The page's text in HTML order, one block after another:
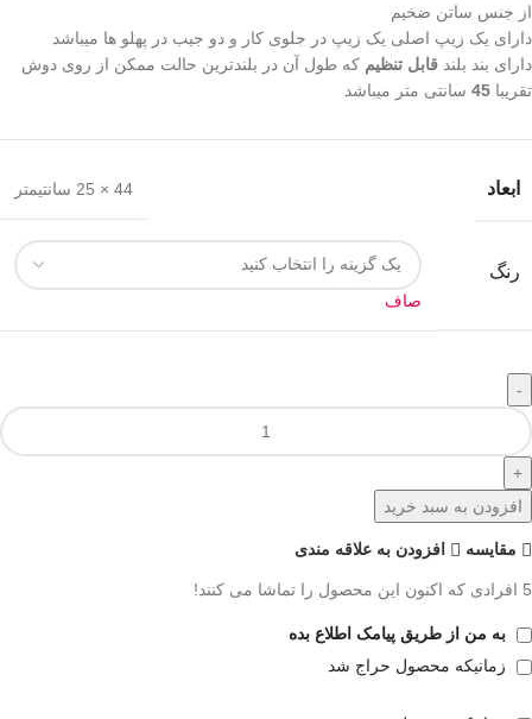
از جنس ساتن ضخیم
دارای یک زیپ اصلی یک زیپ در جلوی کار و دو جیب در پهلو ها میباشد
دارای بند بلند قابل تنظیم که طول آن در بلندترین حالت ممکن از روی دوش
تقریبا 45 سانتی متر میباشد
ابعاد 44 × 25 سانتیمتر
رنگ
صاف
افزودن به سبد خرید
مقايسه افزودن به علاقه مندی
5 افرادی که اکنون این محصول را تماشا می کنند!
به من از طریق پیامک اطلاع بده
زمانیکه محصول حراج شد